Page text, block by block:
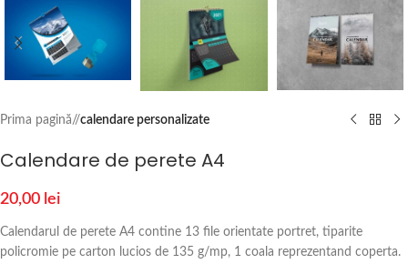
Prima pagină/ calendare personalizate
Calendare de perete A4
20,00 lei
Calendarul de perete A4 contine 13 file orientate portret, tiparite
policromie pe carton lucios de 135 g/mp, 1 coala reprezentand coperta.